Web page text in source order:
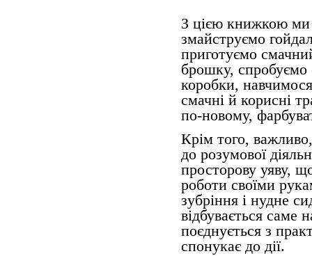
З цією книжкою ми
змайструємо
приготуємо
брошку, спробуємо
коробки, навчимося
смачні й корисні
по-новому,
Крім того,
до розумової
просторову уяву,
роботи своїми
зубріння і нудне
відбувається саме
поєднується з
спонукає до дії.